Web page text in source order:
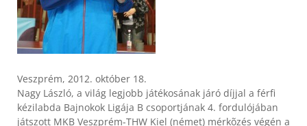
Veszprém, 2012. október 18.
Nagy László, a világ legjobb játékosának járó díjjal a férfi
kézilabda Bajnokok Ligája B csoportjának 4. fordulójában
játszott MKB Veszprém-THW Kiel (német) mérkõzés végén a